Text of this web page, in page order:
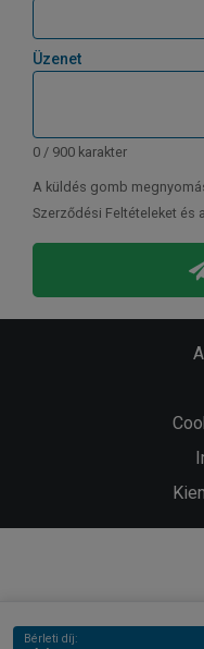
Bérleti díj:
Üzenet
0 / 900 karakter
A küldés gomb
Szerződési Feltételeket és